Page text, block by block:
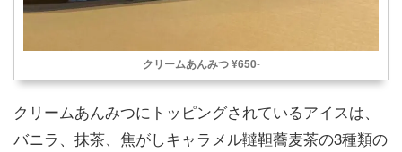
クリームあんみつ ¥650-
クリームあんみつにトッピングされているアイスは、
バニラ、抹茶、焦がしキャラメル韃靼蕎麦茶の3種類の